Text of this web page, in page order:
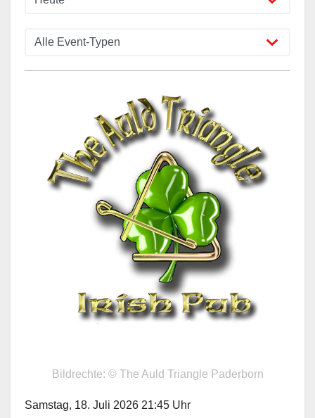
Bildrechte: © The Auld Triangle Paderborn
Samstag, 18. Juli 2026 21:45 Uhr